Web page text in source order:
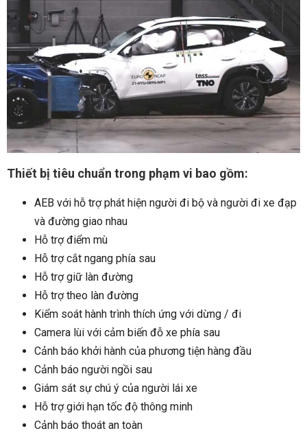
Thiết bị tiêu chuẩn trong phạm vi bao gồm:
AEB với hỗ trợ phát hiện người đi bộ và người đi xe đạp
và đường giao nhau
Hỗ trợ điểm mù
Hỗ trợ cắt ngang phía sau
Hỗ trợ giữ làn đường
Hỗ trợ theo làn đường
Kiểm soát hành trình thích ứng với dừng / đi
Camera lùi với cảm biến đỗ xe phía sau
Cảnh báo khởi hành của phương tiện hàng đầu
Cảnh báo người ngồi sau
Giám sát sự chú ý của người lái xe
Hỗ trợ giới hạn tốc độ thông minh
Cảnh báo thoát an toàn